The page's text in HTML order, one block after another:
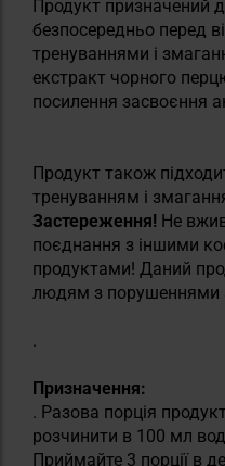
Продукт призначений
безпосередньо перед
тренуваннями і
екстракт чорного
посилення засвоєння
Продукт також
тренуванням і
Застереження! Не
поєднання з іншими
продуктами! Даний
людям з порушеннями
.
Призначення:
. Разова порція
розчинити в 100 мл
Приймайте 3 порції в